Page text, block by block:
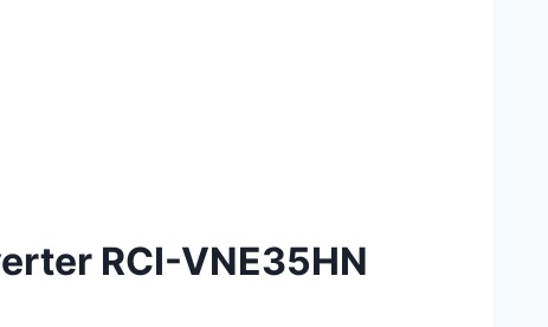
RCI-VNE35HN